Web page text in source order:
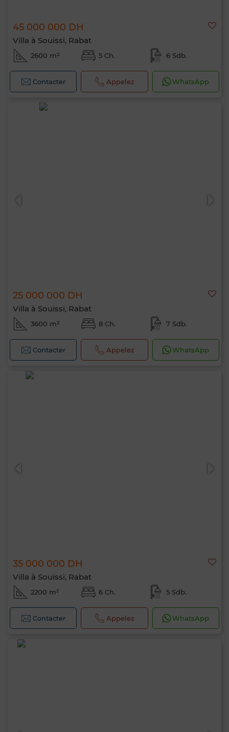
45 000 000 DH
Villa à Souissi, Rabat
2600 m² 5 Ch. 6 Sdb.
Contacter Appelez WhatsApp
25 000 000 DH
Villa à Souissi, Rabat
3600 m² 8 Ch. 7 Sdb.
Contacter Appelez WhatsApp
35 000 000 DH
Villa à Souissi, Rabat
2200 m² 6 Ch. 5 Sdb.
Contacter Appelez WhatsApp